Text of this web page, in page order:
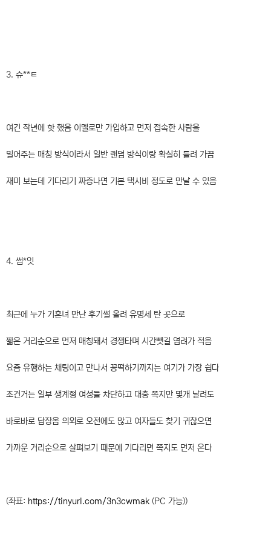
3. 슈**ㅌ
여긴 작년에 핫 했음 이멜로만 가입하고 먼저 접속한 사람을
밀어주는 매칭 방식이라서 일반 랜덤 방식이랑 확실히 틀려 가끔
재미 보는데 기다리기 짜증나면 기본 택시비 정도로 만날 수 있음
4. 썸*잇
최근에 누가 기혼녀 만난 후기썰 올려 유명세 탄 곳으로
짧은 거리순으로 먼저 매칭돼서 경쟁타며 시간뺏길 염려가 적음
요즘 유행하는 채팅이고 만나서 꽁떡하기까지는 여기가 가장 쉽다
조건거는 일부 생계형 여성들 차단하고 대충 쪽지만 몇개 날려도
바로바로 답장옴 의외로 오전에도 많고 여자들도 찾기 귀찮으면
가까운 거리순으로 살펴보기 때문에 기다리면 쪽지도 먼저 온다
(좌표: https://tinyurl.com/3n3cwmak (PC 가능))